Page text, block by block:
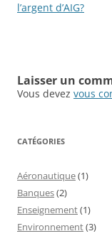
des
l’argent d’AIG?
Laisser un
Vous devez vous
CATÉGORIES
Aéronautique(1)
Banques(2)
Enseignement(1)
Environnement(3)